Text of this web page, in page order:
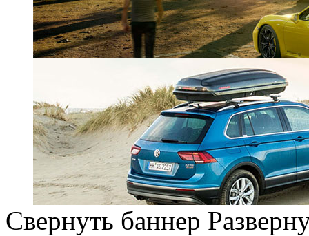
Свернуть баннер